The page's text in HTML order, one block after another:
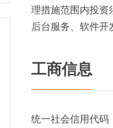
理措施范围内投资
后台服务、软件
工商信息
统一社会信用代码